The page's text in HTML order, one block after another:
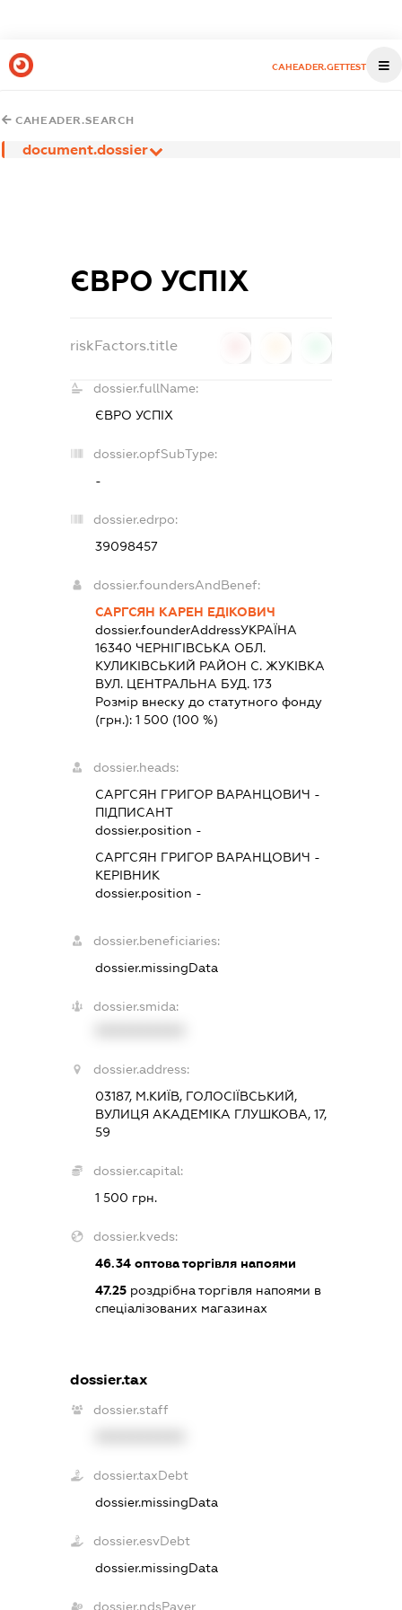
CAHEADER.GETTEST
CAHEADER.SEARCH
document.dossier
ЄВРО УСПІХ
riskFactors.title
dossier.fullName:
ЄВРО УСПІХ
dossier.opfSubType:
-
dossier.edrpo:
39098457
dossier.foundersAndBenef:
САРГСЯН КАРЕН ЕДІКОВИЧ
dossier.founderAddressУКРАЇНА
16340 ЧЕРНIГIВСЬКА ОБЛ.
КУЛИКIВСЬКИЙ РАЙОН С. ЖУКІВКА
ВУЛ. ЦЕНТРАЛЬНА БУД. 173
Розмір внеску до статутного фонду
(грн.): 1 500 (100 %)
dossier.heads:
САРГСЯН ГРИГОР ВАРАНЦОВИЧ -
ПІДПИСАНТ
dossier.position -
САРГСЯН ГРИГОР ВАРАНЦОВИЧ -
КЕРІВНИК
dossier.position -
dossier.beneficiaries:
dossier.missingData
dossier.smida:
dossier.address:
03187, М.КИЇВ, ГОЛОСІЇВСЬКИЙ,
ВУЛИЦЯ АКАДЕМІКА ГЛУШКОВА, 17,
59
dossier.capital:
1 500 грн.
dossier.kveds:
46.34оптова торгівля напоями
47.25роздрібна торгівля напоями в
спеціалізованих магазинах
dossier.tax
dossier.staff
dossier.taxDebt
dossier.missingData
dossier.esvDebt
dossier.missingData
dossier.ndsPayer